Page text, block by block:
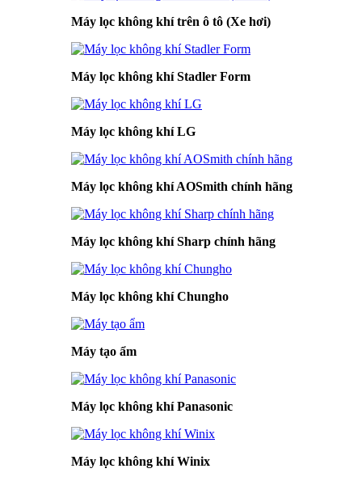
Máy lọc không khí trên ô tô (Xe hơi)
Máy lọc không khí Stadler Form
Máy lọc không khí LG
Máy lọc không khí AOSmith chính hãng
Máy lọc không khí Sharp chính hãng
Máy lọc không khí Chungho
Máy tạo ẩm
Máy lọc không khí Panasonic
Máy lọc không khí Winix